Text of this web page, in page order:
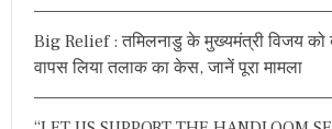
Big Relief : तमिलनाडु के मुख्यमंत्री विजय को
वापस लिया तलाक का केस, जानें पूरा मामला